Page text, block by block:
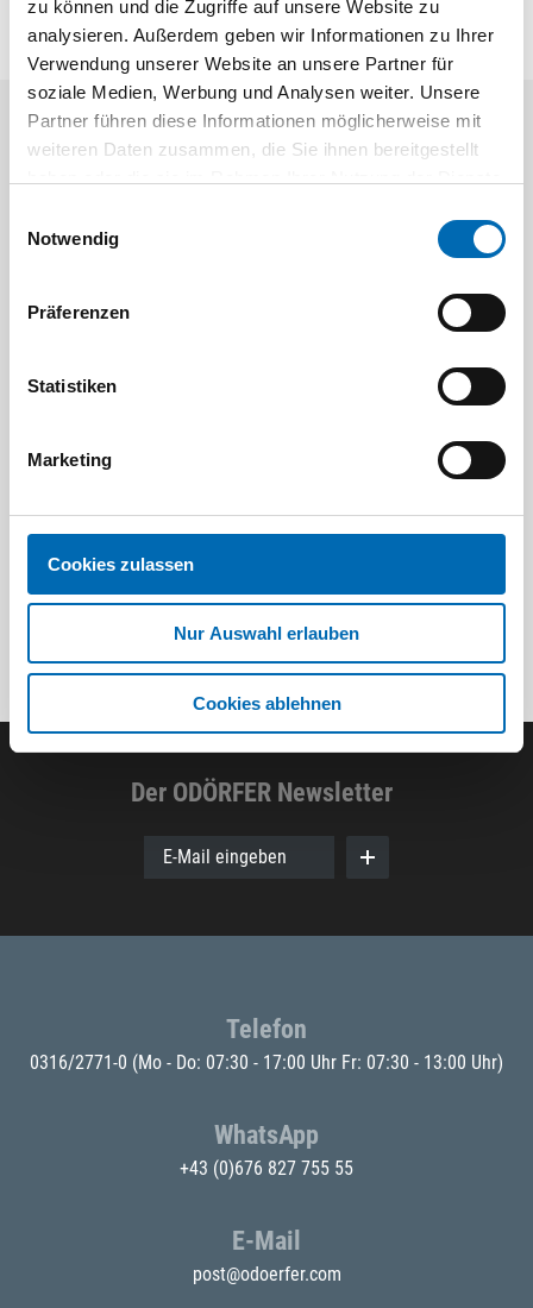
zu können und die Zugriffe auf unsere Website zu
analysieren. Außerdem geben wir Informationen zu Ihrer
Verwendung unserer Website an unsere Partner für
soziale Medien, Werbung und Analysen weiter. Unsere
Partner führen diese Informationen möglicherweise mit
weiteren Daten zusammen, die Sie ihnen bereitgestellt
Notwendig
Präferenzen
Statistiken
Marketing
Cookies zulassen
Nur Auswahl erlauben
Cookies ablehnen
Aktuelle Angebote
Bit-
Artikel-Nr.
Der ODÖRFER Newsletter
E-Mail eingeben
Telefon
0316/2771-0 (Mo - Do: 07:30 - 17:00 Uhr Fr: 07:30 - 13:00 Uhr)
WhatsApp
+43 (0)676 827 755 55
E-Mail
post@odoerfer.com